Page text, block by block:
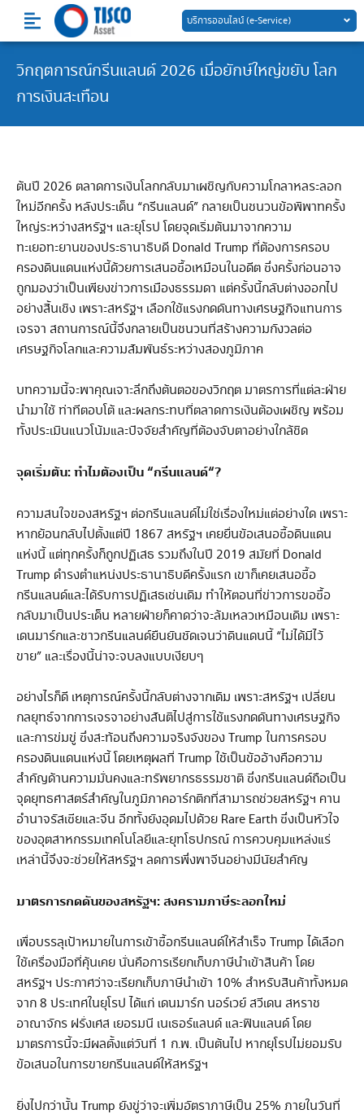
content
บริการออนไลน์ (e-Service)
วิกฤตการณ์กรีนแลนด์ 2026 เมื่อยักษ์ใหญ่ขยับ โลก
การเงินสะเทือน
ต้นปี 2026 ตลาดการเงินโลกกลับมาเผชิญกับความโกลาหลระลอก
ใหม่อีกครั้ง หลังประเด็น “กรีนแลนด์” กลายเป็นชนวนข้อพิพาทครั้ง
ใหญ่ระหว่างสหรัฐฯ และยุโรป โดยจุดเริ่มต้นมาจากความ
ทะเยอทะยานของประธานาธิบดี Donald Trump ที่ต้องการครอบ
ครองดินแดนแห่งนี้ด้วยการเสนอซื้อเหมือนในอดีต ซึ่งครั้งก่อนอาจ
ถูกมองว่าเป็นเพียงข่าวการเมืองธรรมดา แต่ครั้งนี้กลับต่างออกไป
อย่างสิ้นเชิง เพราะสหรัฐฯ เลือกใช้แรงกดดันทางเศรษฐกิจแทนการ
เจรจา สถานการณ์นี้จึงกลายเป็นชนวนที่สร้างความกังวลต่อ
เศรษฐกิจโลกและความสัมพันธ์ระหว่างสองภูมิภาค
บทความนี้จะพาคุณเจาะลึกถึงต้นตอของวิกฤต มาตรการที่แต่ละฝ่าย
นำมาใช้ ท่าทีตอบโต้ และผลกระทบที่ตลาดการเงินต้องเผชิญ พร้อม
ทั้งประเมินแนวโน้มและปัจจัยสำคัญที่ต้องจับตาอย่างใกล้ชิด
จุดเริ่มต้น:ทำไมต้องเป็น“กรีนแลนด์“?
ความสนใจของสหรัฐฯ ต่อกรีนแลนด์ไม่ใช่เรื่องใหม่แต่อย่างใด เพราะ
หากย้อนกลับไปตั้งแต่ปี 1867 สหรัฐฯ เคยยื่นข้อเสนอซื้อดินแดน
แห่งนี้ แต่ทุกครั้งก็ถูกปฏิเสธ รวมถึงในปี 2019 สมัยที่ Donald
Trump ดำรงตำแหน่งประธานาธิบดีครั้งแรก เขาก็เคยเสนอซื้อ
กรีนแลนด์และได้รับการปฏิเสธเช่นเดิม ทำให้ตอนที่ข่าวการขอซื้อ
กลับมาเป็นประเด็น หลายฝ่ายก็คาดว่าจะล้มเหลวเหมือนเดิม เพราะ
เดนมาร์กและชาวกรีนแลนด์ยืนยันชัดเจนว่าดินแดนนี้ “ไม่ได้มีไว้
ขาย” และเรื่องนี้น่าจะจบลงแบบเงียบๆ
อย่างไรก็ดี เหตุการณ์ครั้งนี้กลับต่างจากเดิม เพราะสหรัฐฯ เปลี่ยน
กลยุทธ์จากการเจรจาอย่างสันติไปสู่การใช้แรงกดดันทางเศรษฐกิจ
และการข่มขู่ ซึ่งสะท้อนถึงความจริงจังของ Trump ในการครอบ
ครองดินแดนแห่งนี้ โดยเหตุผลที่ Trump ใช้เป็นข้ออ้างคือความ
สำคัญด้านความมั่นคงและทรัพยากรธรรมชาติ ซึ่งกรีนแลนด์ถือเป็น
จุดยุทธศาสตร์สำคัญในภูมิภาคอาร์กติกที่สามารถช่วยสหรัฐฯ คาน
อำนาจรัสเซียและจีน อีกทั้งยังอุดมไปด้วย Rare Earth ซึ่งเป็นหัวใจ
ของอุตสาหกรรมเทคโนโลยีและยุทโธปกรณ์ การควบคุมแหล่งแร่
เหล่านี้จึงจะช่วยให้สหรัฐฯ ลดการพึ่งพาจีนอย่างมีนัยสำคัญ
มาตรการกดดันของสหรัฐฯ:สงครามภาษีระลอกใหม่
เพื่อบรรลุเป้าหมายในการเข้าซื้อกรีนแลนด์ให้สำเร็จ Trump ได้เลือก
ใช้เครื่องมือที่คุ้นเคย นั่นคือการเรียกเก็บภาษีนำเข้าสินค้า โดย
สหรัฐฯ ประกาศว่าจะเรียกเก็บภาษีนำเข้า 10% สำหรับสินค้าทั้งหมด
จาก 8 ประเทศในยุโรป ได้แก่ เดนมาร์ก นอร์เวย์ สวีเดน สหราช
อาณาจักร ฝรั่งเศส เยอรมนี เนเธอร์แลนด์ และฟินแลนด์ โดย
มาตรการนี้จะมีผลตั้งแต่วันที่ 1 ก.พ. เป็นต้นไป หากยุโรปไม่ยอมรับ
ข้อเสนอในการขายกรีนแลนด์ให้สหรัฐฯ
ยิ่งไปกว่านั้น Trump ยังขู่ว่าจะเพิ่มอัตราภาษีเป็น 25% ภายในวันที่